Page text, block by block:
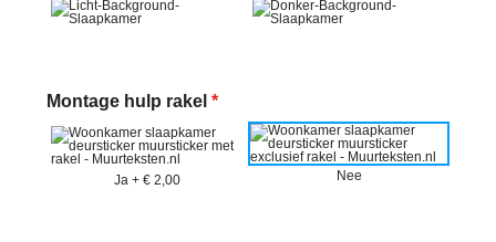
Montage hulp rakel *
Ja + € 2,00 Nee